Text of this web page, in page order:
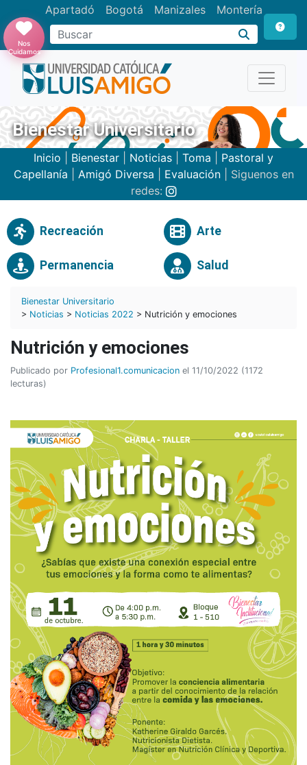
Apartadó Bogotá Manizales Montería
Buscar
Nos
Cuidamos
Bienestar Universitario
Inicio Bienestar Noticias Toma
Pastoral y
Capellanía
Amigó Diversa Evaluación| Siguenos en
redes:
Recreación Arte
Permanencia Salud
Bienestar Universitario
> Noticias > Noticias 2022 > Nutrición y emociones
Nutrición y emociones
Publicado por Profesional1.comunicacion el 11/10/2022 (1172
lecturas)